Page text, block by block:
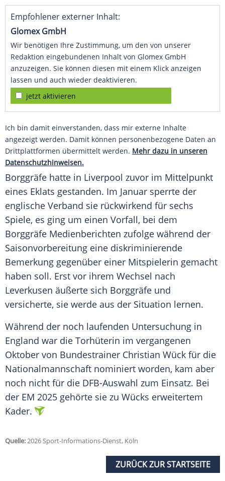
Empfohlener externer Inhalt:
Glomex GmbH
Wir benötigen Ihre Zustimmung, um den von unserer
Redaktion eingebundenen Inhalt von Glomex GmbH
anzuzeigen. Sie können diesen mit einem Klick anzeigen
lassen und auch wieder deaktivieren.
jetzt aktivieren
Ich bin damit einverstanden, dass mir externe Inhalte
angezeigt werden. Damit können personenbezogene Daten an
Drittplattformen übermittelt werden. Mehr dazu in unseren
Datenschutzhinweisen.
Borggräfe hatte in Liverpool zuvor im Mittelpunkt
eines Eklats gestanden. Im Januar sperrte der
englische Verband sie rückwirkend für sechs
Spiele, es ging um einen Vorfall, bei dem
Borggräfe Medienberichten zufolge während der
Saisonvorbereitung eine diskriminierende
Bemerkung gegenüber einer Mitspielerin gemacht
haben soll. Erst vor ihrem Wechsel nach
Leverkusen äußerte sich Borggräfe und
versicherte, sie werde aus der Situation lernen.
Während der noch laufenden Untersuchung in
England war die Torhüterin im vergangenen
Oktober von Bundestrainer Christian Wück für die
Nationalmannschaft nominiert worden, kam aber
noch nicht für die DFB-Auswahl zum Einsatz. Bei
der EM 2025 gehörte sie zu Wücks erweitertem
Kader.
Quelle:2026 Sport-Informations-Dienst, Köln
ZURÜCK ZUR STARTSEITE